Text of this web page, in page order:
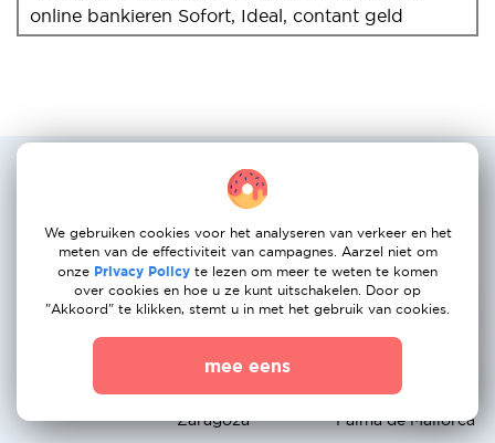
online bankieren Sofort, Ideal, contant geld
Populairste verhuisservice routes:
Nederland naar Portugal
Amsterdam →
Madrid
Rotterdam →
Barcelona
Den Haag →
Valencia
Breda → Bilbao
Nijmegen →
Zaragoza
Apeldoorn →
Palma de Mallorca
We gebruiken cookies voor het analyseren van verkeer en het
meten van de effectiviteit van campagnes. Aarzel niet om
onze Privacy Policy te lezen om meer te weten te komen
over cookies en hoe u ze kunt uitschakelen. Door op
"Akkoord" te klikken, stemt u in met het gebruik van cookies.
mee eens